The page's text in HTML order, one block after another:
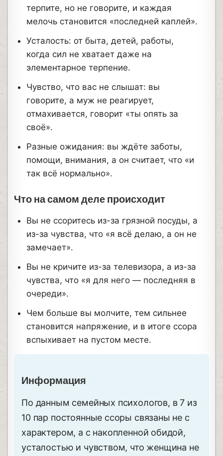
терпите, но не говорите, и каждая
мелочь становится «последней каплей».
Усталость: от быта, детей, работы,
когда сил не хватает даже на
элементарное терпение.
Чувство, что вас не слышат: вы
говорите, а муж не реагирует,
отмахивается, говорит «ты опять за
своё».
Разные ожидания: вы ждёте заботы,
помощи, внимания, а он считает, что «и
так всё нормально».
Что на самом деле происходит
Вы не ссоритесь из-за грязной посуды, а
из-за чувства, что «я всё делаю, а он не
замечает».
Вы не кричите из-за телевизора, а из-за
чувства, что «я для него — последняя в
очереди».
Чем больше вы молчите, тем сильнее
становится напряжение, и в итоге ссора
вспыхивает на пустом месте.
Информация
По данным семейных психологов, в 7 из
10 пар постоянные ссоры связаны не с
характером, а с накопленной обидой,
усталостью и чувством, что женщина не